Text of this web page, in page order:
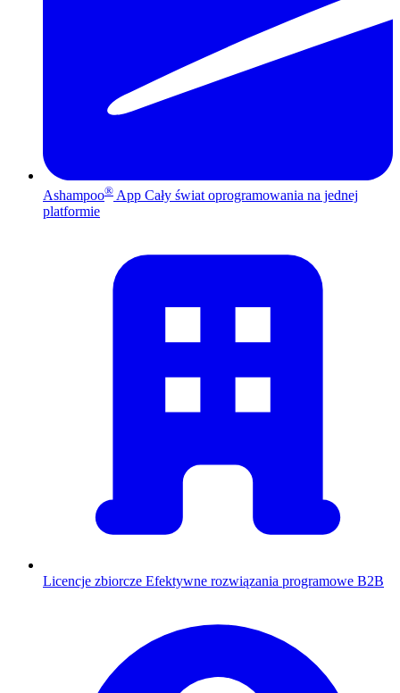
Ashampoo® App Cały świat oprogramowania na jednej
platformie
Licencje zbiorcze Efektywne rozwiązania programowe B2B